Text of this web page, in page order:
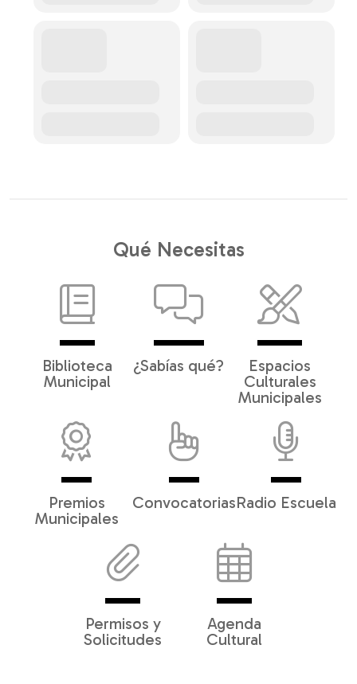
Qué Necesitas
Biblioteca
Municipal
¿Sabías qué?
Espacios
Culturales
Municipales
Premios
Municipales
ConvocatoriasRadio Escuela
Permisos y
Solicitudes
Agenda
Cultural